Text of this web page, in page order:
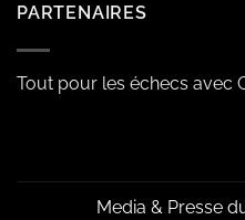
PARTENAIRES
Tout pour les échecs avec
Media & Presse